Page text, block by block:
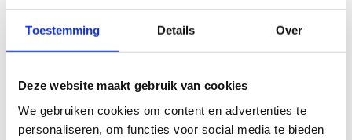
Toestemming Details Over
Deze website maakt gebruik van cookies
We gebruiken cookies om content en advertenties te
personaliseren, om functies voor social media te bieden
even een 'hickup'.
Anders kan je altijd even de zoekfunctie proberen?
Ofbekijk de agenda , die is altijd wel goed gevuld.